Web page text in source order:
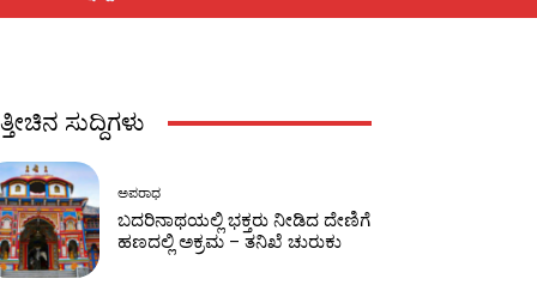
ಸುದ್ದಿಗಳು
ಅಪರಾಧ
ಬದರಿನಾಥಯಲ್ಲಿ ಭಕ್ತರು ನೀಡಿದ ದೇಣಿಗೆ
ಹಣದಲ್ಲಿ ಅಕ್ರಮ – ತನಿಖೆ ಚುರುಕು